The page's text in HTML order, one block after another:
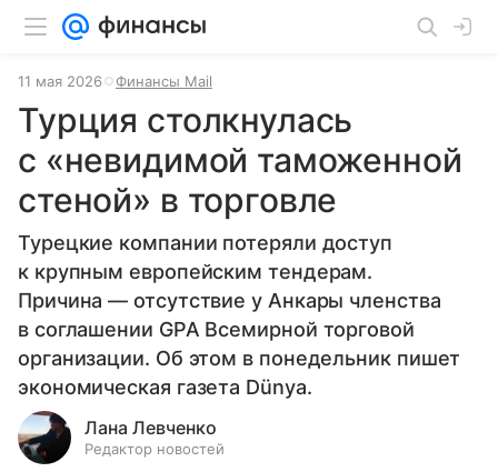
11 мая 2026 Финансы Mail
Турция столкнулась
с «невидимой таможенной
стеной» в торговле
Турецкие компании потеряли доступ
к крупным европейским тендерам.
Причина — отсутствие у Анкары членства
в соглашении GPA Всемирной торговой
организации. Об этом в понедельник пишет
экономическая газета Dünya.
Лана Левченко
Редактор новостей